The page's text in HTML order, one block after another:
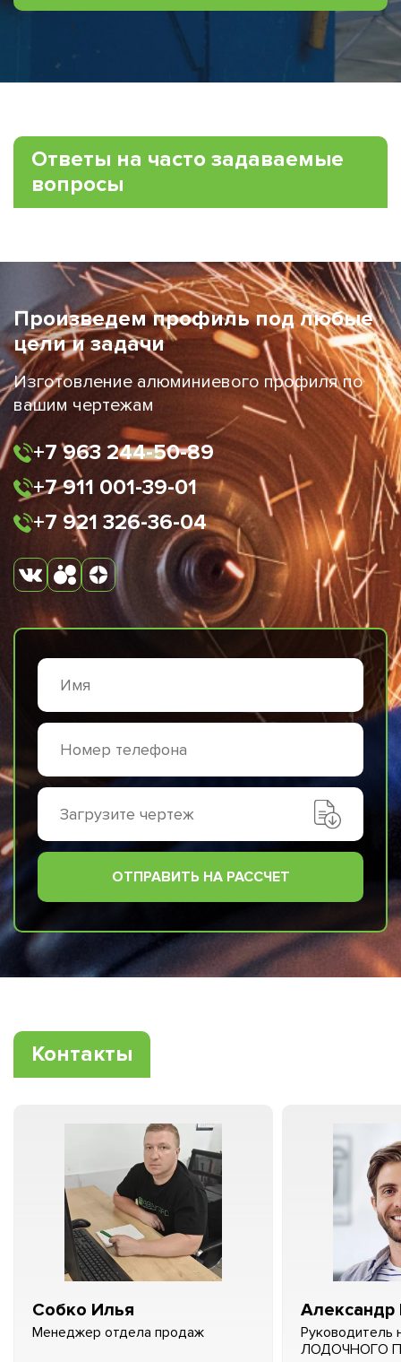
Ответы на часто задаваемые
вопросы
Произведем профиль под любые
цели и задачи
Изготовление алюминиевого профиля по
вашим чертежам
+7 963 244-50-89
+7 911 001-39-01
+7 921 326-36-04
Загрузите чертеж
ОТПРАВИТЬ НА РАССЧЕТ
Контакты
Собко Илья
Менеджер отдела продаж
Александр
Руководитель
ЛОДОЧНОГО